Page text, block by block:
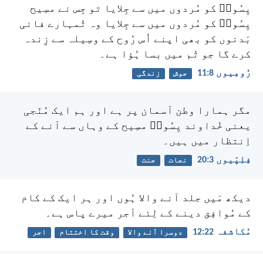
یِسُوعؔ کو مُردوں میں سے جِلایا تو جِس نے مسِیح
یِسُوعؔ کو مُردوں میں سے جِلایا وہ تُمہارے فانی
بَدنوں کو بھی اپنے اُس رُوح کے وسِیلہ سے زِندہ
کرے گا جو تُم میں بسا ہُؤا ہے۔
رُومِیوں 8:‏11 جوش زندگی
مگر ہمارا وطن آسمان پر ہے اور ہم ایک مُنّجی
یعنی خُداوند یِسُوعؔ مسِیح کے وہاں سے آنے کے
اِنتظار میں ہیں۔
فِلِپّیوں 3:‏20 نجات جنت
دیکھ مَیں جلد آنے والا ہُوں اور ہر ایک کے کام
کے مُوافِق دینے کے لِئے اَجر میرے پاس ہے۔
مُکاشفہ 22:‏12 دوسرا آنے والا وقت کا اختتام اجر